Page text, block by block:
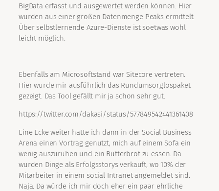
BigData erfasst und ausgewertet werden können. Hier
wurden aus einer großen Datenmenge Peaks ermittelt.
Über selbstlernende Azure-Dienste ist soetwas wohl
leicht möglich.
Ebenfalls am Microsoftstand war Sitecore vertreten.
Hier wurde mir ausführlich das Rundumsorglospaket
gezeigt. Das Tool gefällt mir ja schon sehr gut.
https://twitter.com/dakasi/status/577849542441361408
Eine Ecke weiter hatte ich dann in der Social Business
Arena einen Vortrag genutzt, mich auf einem Sofa ein
wenig auszuruhen und ein Butterbrot zu essen. Da
wurden Dinge als Erfolgsstorys verkauft, wo 10% der
Mitarbeiter in einem social Intranet angemeldet sind.
Naja. Da würde ich mir doch eher ein paar ehrliche